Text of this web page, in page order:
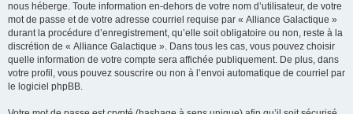
nous héberge. Toute information en-dehors de votre nom d’utilisateur, de votre
mot de passe et de votre adresse courriel requise par « Alliance Galactique »
durant la procédure d’enregistrement, qu’elle soit obligatoire ou non, reste à la
discrétion de « Alliance Galactique ». Dans tous les cas, vous pouvez choisir
quelle information de votre compte sera affichée publiquement. De plus, dans
votre profil, vous pouvez souscrire ou non à l’envoi automatique de courriel par
le logiciel phpBB.